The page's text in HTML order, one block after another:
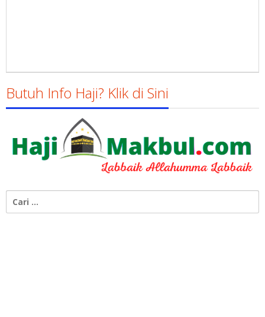
Butuh Info Haji? Klik di Sini
untuk: